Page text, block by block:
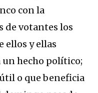
con la
de votantes los
ellos y ellas
un hecho político;
o que beneficia